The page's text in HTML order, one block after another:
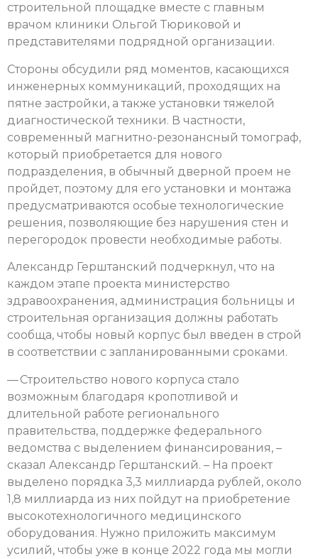
строительной площадке вместе с главным
врачом клиники Ольгой Тюриковой и
представителями подрядной организации.
Стороны обсудили ряд моментов, касающихся
инженерных коммуникаций, проходящих на
пятне застройки, а также установки тяжелой
диагностической техники. В частности,
современный магнитно-резонансный томограф,
который приобретается для нового
подразделения, в обычный дверной проем не
пройдет, поэтому для его установки и монтажа
предусматриваются особые технологические
решения, позволяющие без нарушения стен и
перегородок провести необходимые работы.
Александр Герштанский подчеркнул, что на
каждом этапе проекта министерство
здравоохранения, администрация больницы и
строительная организация должны работать
сообща, чтобы новый корпус был введен в строй
в соответствии с запланированными сроками.
— Строительство нового корпуса стало
возможным благодаря кропотливой и
длительной работе регионального
правительства, поддержке федерального
ведомства с выделением финансирования, –
сказал Александр Герштанский. – На проект
выделено порядка 3,3 миллиарда рублей, около
1,8 миллиарда из них пойдут на приобретение
высокотехнологичного медицинского
оборудования. Нужно приложить максимум
усилий, чтобы уже в конце 2022 года мы могли